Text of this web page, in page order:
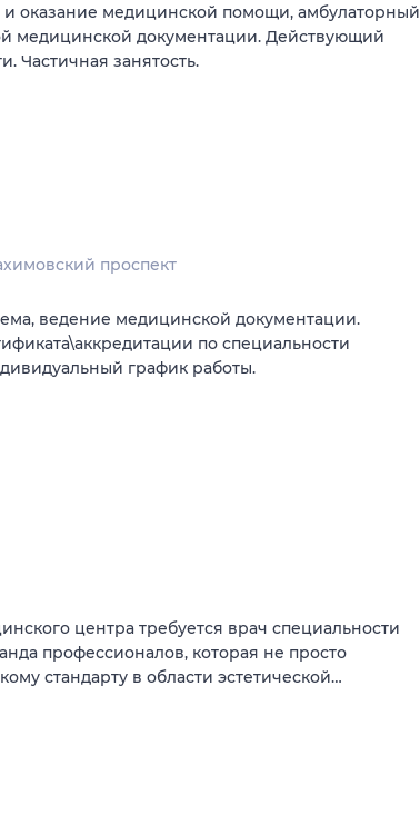
оказание медицинской помощи, амбулаторный
медицинской документации. Действующий
Частичная занятость.
проспект
ведение медицинской документации.
по специальности
график работы.
центра требуется врач специальности
профессионалов, которая не просто
стандарту в области эстетической…